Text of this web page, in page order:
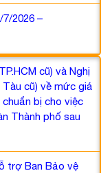
2026 –
cũ) và Nghị
Tàu cũ) về mức giá
bị cho việc
Thành phố sau
trợ Ban Bảo vệ